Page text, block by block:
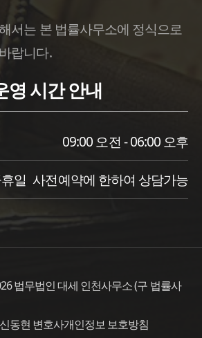
서는 본 법률사무소에 정식으로
랍니다.
영 시간 안내
09:00 오전 - 06:00 오후
일 사전예약에 한하여 상담가능
법무법인 대세 인천사무소 (구 법률사
동현 변호사개인정보 보호방침